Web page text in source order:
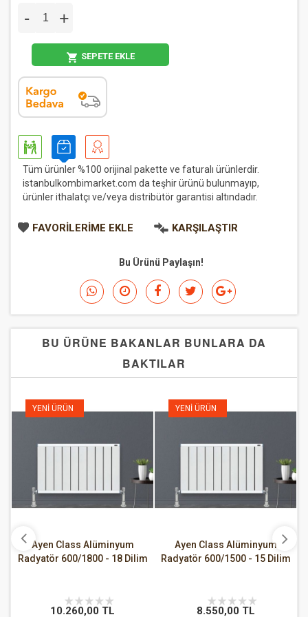
- +
SEPETE EKLE
Tüm ürünler %100 orijinal pakette ve faturalı ürünlerdir.
istanbulkombimarket.com da teşhir ürünü bulunmayıp,
ürünler ithalatçı ve/veya distribütör garantisi altındadır.
FAVORILERIME EKLE KARŞILAŞTIR
Bu Ürünü Paylaşın!
BU ÜRÜNE BAKANLAR BUNLARA DA
BAKTILAR
Ayen Class Alüminyum
Radyatör 600/1800 - 18 Dilim
YENI ÜRÜN
10.260,00 TL
Ayen Class Alüminyum
Radyatör 600/1500 - 15 Dilim
YENI ÜRÜN
8.550,00 TL